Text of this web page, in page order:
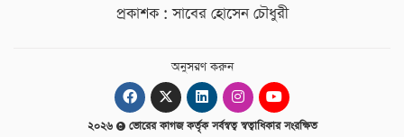
প্রকাশক : সাবের হোসেন চৌধুরী
অনুসরণ করুন
২০২৬ ভোরের কাগজ কর্তৃক সর্বস্বত্ব স্বত্বাধিকার সংরক্ষিত